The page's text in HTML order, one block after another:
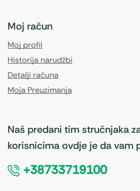
Moj račun
Moj profil
Historija narudžbi
Detalji računa
Moja Preuzimanja
Naš predani tim stručnjaka
korisnicima ovdje je da vam
+38733719100